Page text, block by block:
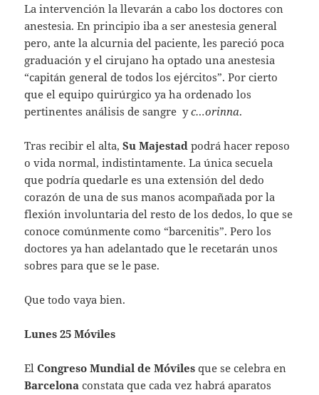
La intervención la llevarán a cabo los doctores con
anestesia. En principio iba a ser anestesia general
pero, ante la alcurnia del paciente, les pareció poca
graduación y el cirujano ha optado una anestesia
“capitán general de todos los ejércitos”. Por cierto
que el equipo quirúrgico ya ha ordenado los
pertinentes análisis de sangre yc…orinna.
Tras recibir el alta,Su Majestadpodrá hacer reposo
o vida normal, indistintamente. La única secuela
que podría quedarle es una extensión del dedo
corazón de una de sus manos acompañada por la
flexión involuntaria del resto de los dedos, lo que se
conoce comúnmente como “barcenitis”. Pero los
doctores ya han adelantado que le recetarán unos
sobres para que se le pase.
Que todo vaya bien.
Lunes 25 Móviles
ElCongreso Mundial de Móviles que se celebra en
Barcelona constata que cada vez habrá aparatos